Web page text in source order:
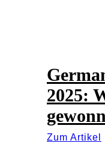
2025:
Zum Artikel